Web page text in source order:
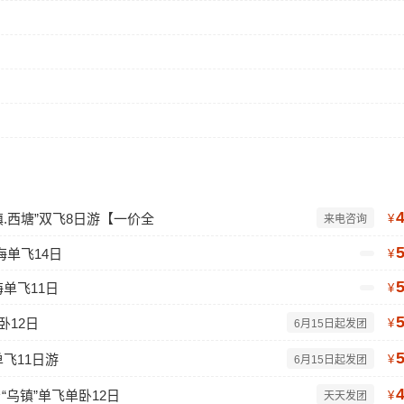
西塘”双飞8日游【一价全 来电咨询 ¥
单飞14日 ¥
飞11日 ¥
12日 6月15日起发团 ¥
11日游 6月15日起发团 ¥
镇”单飞单卧12日 天天发团 ¥